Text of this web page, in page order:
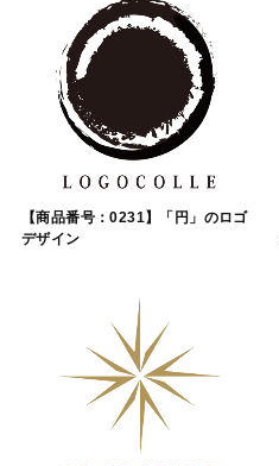
【商品番号：0231】「円」のロゴ
デザイン